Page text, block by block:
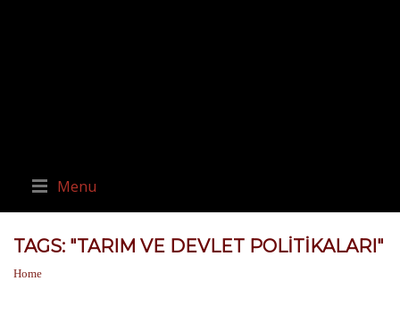
Menu
TAGS: "TARIM VE DEVLET POLITIKALARI"
Home